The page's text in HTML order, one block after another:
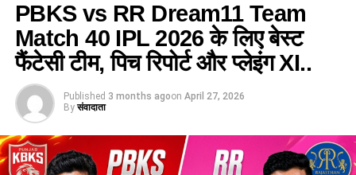
PBKS vs RR Dream11 Team
Match 40 IPL 2026 के लिए बेस्ट
फैंटेसी टीम, पिच रिपोर्ट और प्लेइंग XI..
Published 3 months agoon April 27, 2026
By संवादाता